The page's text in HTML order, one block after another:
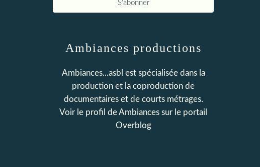
Ambiances productions
Ambiances...asbl est spécialisée dans la
production et la coproduction de
documentaires et de courts métrages.
Voir le profil deAmbiances sur le portail
Overblog